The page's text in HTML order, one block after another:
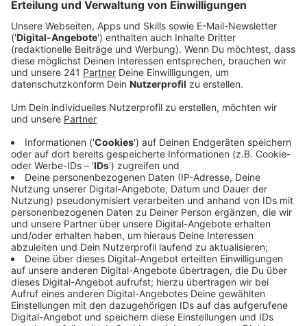
Veröffentlicht:Montag, 05.06.2023 07:34
Anzeige
Das sind deutlich mehr freie Ausbildungsstellen als im
letzten Jahr zu dieser Zeit. Die Zahl der
Ausbildungssuchenden liegt aktuell etwas über den
gemeldeten offenen Stellen. Trotzdem appelliert die
Arbeitsagentur an alle, die noch suchen oder sich
vielleicht noch unsicher sind, was konkret zu ihnen
passt, die Beratungsangebote zu nutzen.
Die Berufsberatung und der Arbeitgeber-Service der
Agentur vor Ort stehen für Fragen zur Verfügung –
einfach anrufen oder über deren Internetseite einen
Beratungstermin vereinbaren. Möglichkeiten zur
telefonischen Berufsberatung gibt es unter der
kostenlosen Service-Hotline 0800 4 5555 00 oder
online.